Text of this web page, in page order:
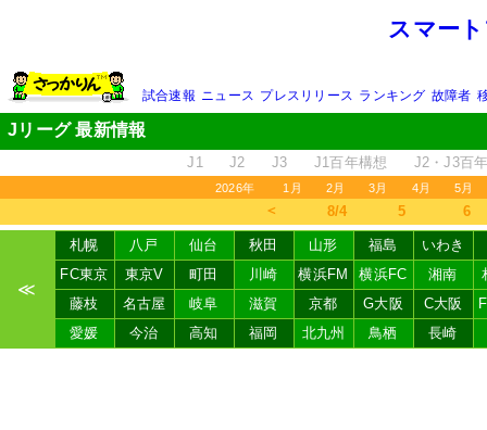
スマー
試合速報 ニュース プレスリリース ランキング 故障者
Jリーグ 最新情報
J1 J2 J3 J1百年構想 J2・J3百
2026年 1月 2月 3月 4月 5月
＜ 8/4 5 6
≪
札幌 八戸 仙台 秋田 山形 福島
いわき
FC東京
東京V 町田 川崎 横浜FM 横浜FC 湘南
藤枝
名古屋 岐阜 滋賀 京都 G大阪 C大阪
愛媛
今治 高知 福岡 北九州 鳥栖 長崎